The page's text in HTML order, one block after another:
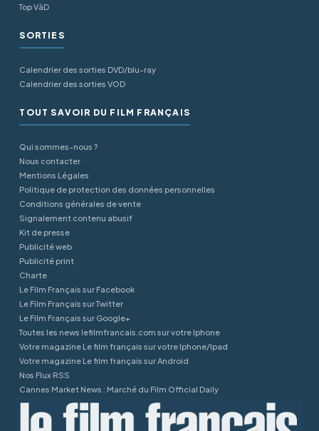
Top VàD
SORTIES
Calendrier des sorties DVD/blu-ray
Calendrier des sorties VOD
TOUT SAVOIR DU FILM FRANÇAIS
Qui sommes-nous ?
Nous contacter
Mentions Légales
Politique de protection des données personnelles
Conditions générales de vente
Signalement contenu abusif
Kit de presse
Publicité web
Publicité print
Charte
Le Film Français sur Facebook
Le Film Français sur Twitter
Le Film Français sur Google+
Toutes les news lefilmfrancais.com sur votre Iphone
Votre magazine Le film français sur votre Iphone/Ipad
Votre magazine Le film français sur Android
Nos Flux RSS
Cannes Market News : Marché du Film Official Daily